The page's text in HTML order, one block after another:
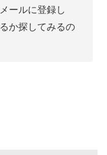
ワクワクメール
ールに登録し
か探してみるの